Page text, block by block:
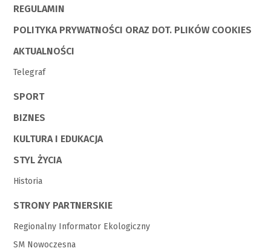
REGULAMIN
POLITYKA PRYWATNOŚCI ORAZ DOT. PLIKÓW COOKIES
AKTUALNOŚCI
Telegraf
SPORT
BIZNES
KULTURA I EDUKACJA
STYL ŻYCIA
Historia
STRONY PARTNERSKIE
Regionalny Informator Ekologiczny
SM Nowoczesna